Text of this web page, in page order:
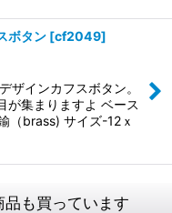
ボタン [cf2049]
ザインカフスボタン。
が集まりますよ ベース
（brass) サイズ-12ｘ
も買っています